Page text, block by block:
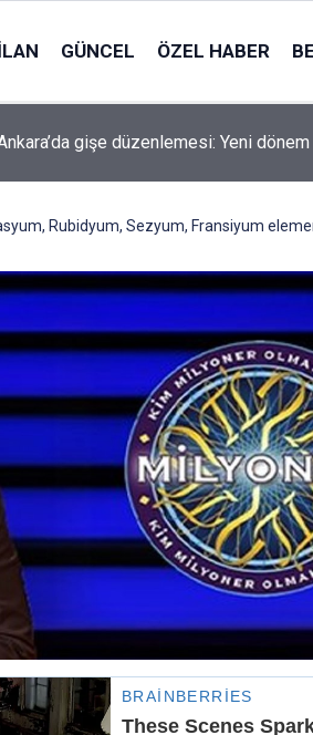
GÜNCEL ÖZEL HABER
Ankara’da gişe düzenlemesi: Yeni
Rubidyum, Sezyum, Fransiyum